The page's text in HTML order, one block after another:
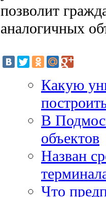
позволит
аналогичных
Какую
В
объектов
Назван
Что